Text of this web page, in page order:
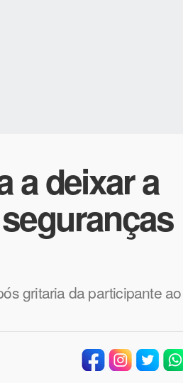
a deixar a
gritaria da participante ao